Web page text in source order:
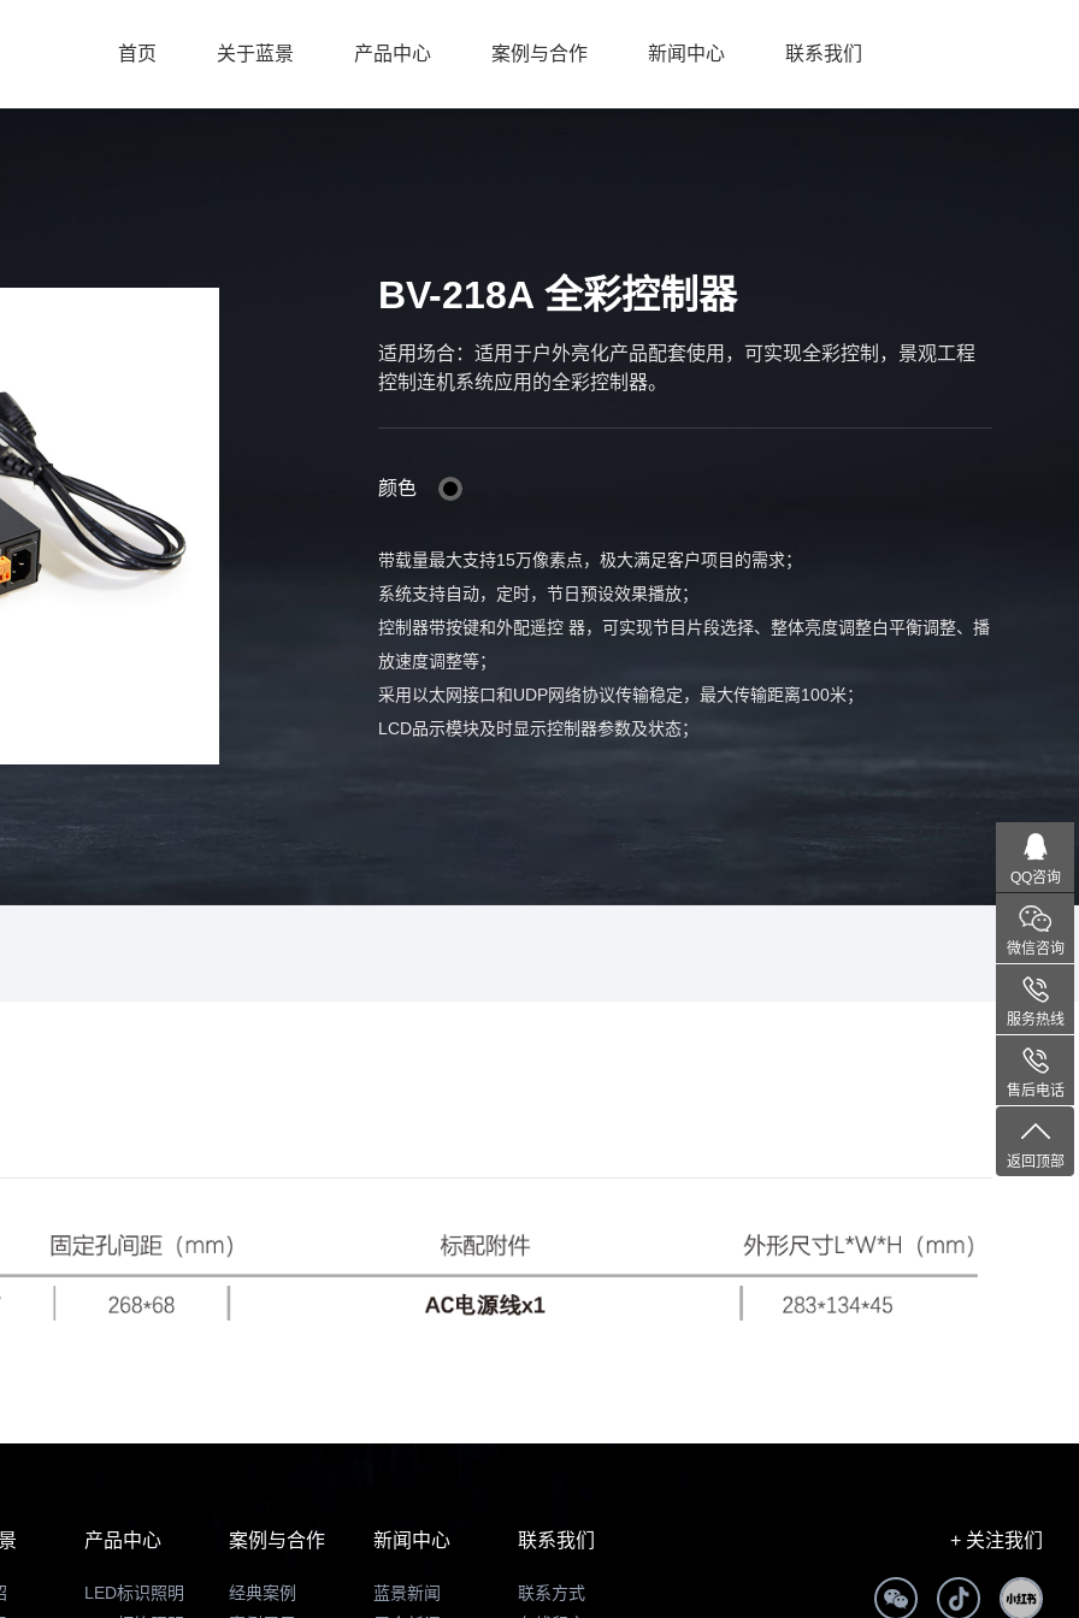
首页 关于蓝景 产品中心 案例与合作 新闻中心 联系我们
BV-218A 全彩控制器
适用场合：适用于户外亮化产品配套使用，可实现全彩控制，景观工程
控制连机系统应用的全彩控制器。
颜色
带载量最大支持15万像素点，极大满足客户项目的需求；
系统支持自动，定时，节日预设效果播放；
控制器带按键和外配遥控 器，可实现节目片段选择、整体亮度调整白平衡调整、播
放速度调整等；
采用以太网接口和UDP网络协议传输稳定，最大传输距离100米；
LCD品示模块及时显示控制器参数及状态；
产品中心
LED标识照明
案例与合作
经典案例
新闻中心
蓝景新闻
联系我们
联系方式
+ 关注我们
QQ咨询
微信咨询
服务热线
售后电话
返回顶部